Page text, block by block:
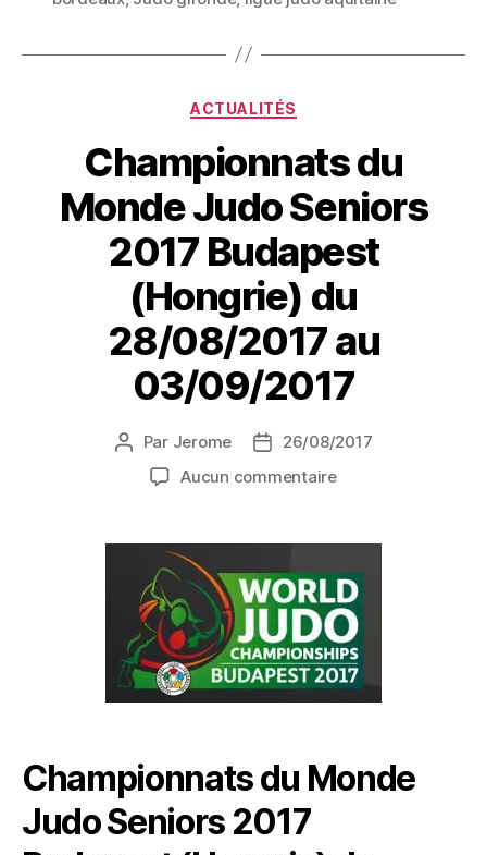
ACTUALITÉS
Championnats du
Monde Judo Seniors
2017 Budapest
(Hongrie) du
28/08/2017 au
03/09/2017
Par Jerome
26/08/2017
Aucun commentaire
Championnats du Monde
Judo Seniors 2017